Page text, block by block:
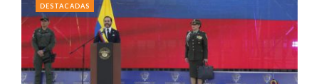
DESTACADAS